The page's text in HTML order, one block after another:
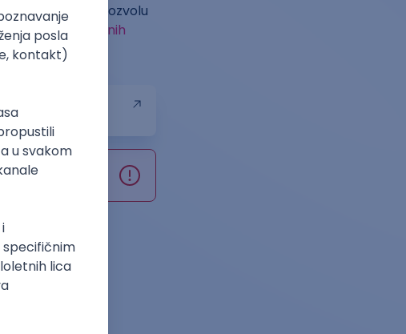
, uz prethodnu dozvolu
budućihštampanih